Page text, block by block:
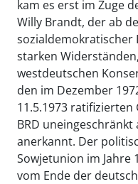
kam es erst im Zuge
Willy Brandt, der ab
sozialdemokratischer
starken
westdeutschen
den im Dezember
11.5.1973
BRD
anerkannt. Der
Sowjetunion im Jahre
vom Ende der